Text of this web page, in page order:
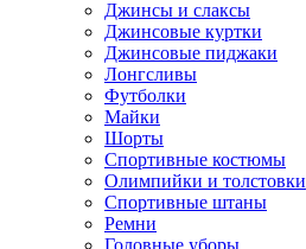
Джинсы и слаксы
Джинсовые куртки
Джинсовые пиджаки
Лонгсливы
Футболки
Майки
Шорты
Спортивные костюмы
Олимпийки и толстовки
Спортивные штаны
Ремни
Головные уборы